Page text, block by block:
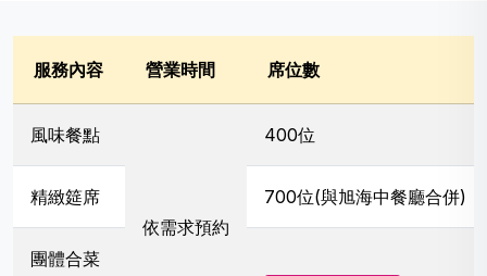
服務內容 營業時間 席位數
風味餐點
依需求預約
400位
精緻筵席 700位(與旭海中餐廳合併)
團體合菜